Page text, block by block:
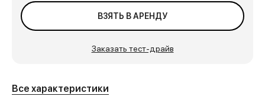
ВЗЯТЬ В АРЕНДУ
Заказать тест-драйв
Все характеристики